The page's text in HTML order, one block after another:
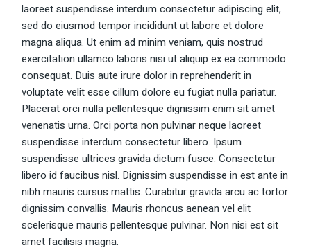
laoreet suspendisse interdum consectetur adipiscing elit,
sed do eiusmod tempor incididunt ut labore et dolore
magna aliqua. Ut enim ad minim veniam, quis nostrud
exercitation ullamco laboris nisi ut aliquip ex ea commodo
consequat. Duis aute irure dolor in reprehenderit in
voluptate velit esse cillum dolore eu fugiat nulla pariatur.
Placerat orci nulla pellentesque dignissim enim sit amet
venenatis urna. Orci porta non pulvinar neque laoreet
suspendisse interdum consectetur libero. Ipsum
suspendisse ultrices gravida dictum fusce. Consectetur
libero id faucibus nisl. Dignissim suspendisse in est ante in
nibh mauris cursus mattis. Curabitur gravida arcu ac tortor
dignissim convallis. Mauris rhoncus aenean vel elit
scelerisque mauris pellentesque pulvinar. Non nisi est sit
amet facilisis magna.